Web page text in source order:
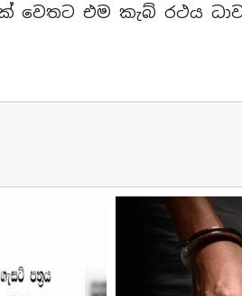
වෙතට එම කැබ් රථය